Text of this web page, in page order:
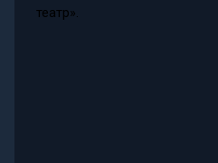
театр».